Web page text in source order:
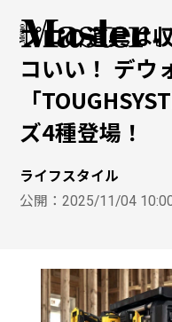
モ
プロの道具は
コいい！ デウ
「
ズ4種登場！
ライフスタイル
公開：2025/11/04